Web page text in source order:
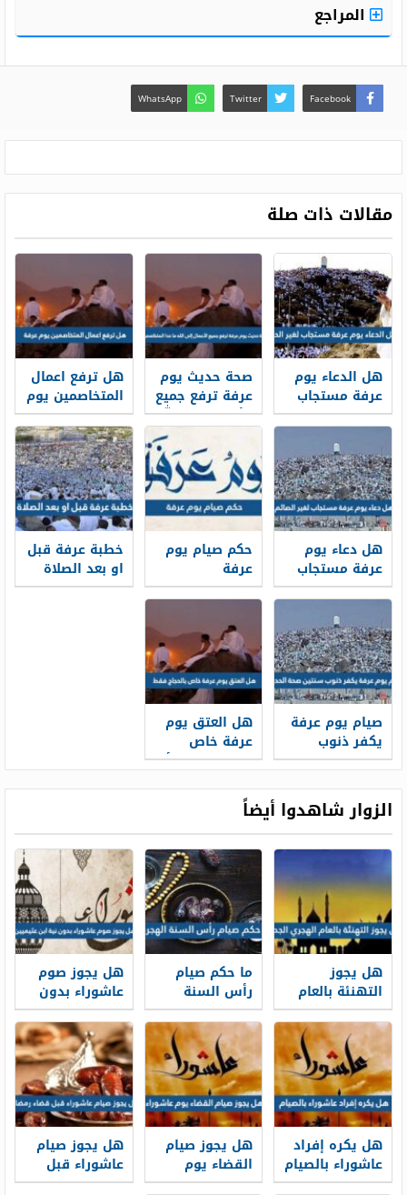
المراجع
Facebook
Twitter
WhatsApp
مقالات ذات صلة
هل الدعاء يوم
عرفة مستجاب
لغير الحاج
صحة حديث يوم
عرفة ترفع جميع
الأعمال إلى الله
ما عدا
المتخاصمين
هل ترفع اعمال
المتخاصمين يوم
عرفة
هل دعاء يوم
عرفة مستجاب
لغير الصائم
حكم صيام يوم
عرفة
خطبة عرفة قبل
او بعد الصلاة
صيام يوم عرفة
يكفر ذنوب
سنتين صحة
هل العتق يوم
عرفة خاص
بالحجاج فقط أم
المسلمينالزوار شاهدوا أيضاً
هل يجوز
التهنئة بالعام
الهجري الجديد
1448
ما حكم صيام
رأس السنة
الهجرية
هل يجوز صوم
عاشوراء بدون
نية ابن عثيميين
هل يكره إفراد
عاشوراء بالصيام
هل يجوز صيام
القضاء يوم
عاشوراء
هل يجوز صيام
عاشوراء قبل
قضاء رمضان